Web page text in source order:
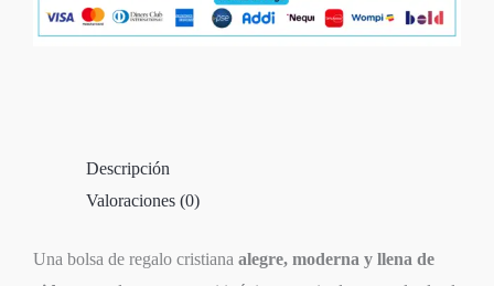
Descripción
Valoraciones (0)
Una bolsa de regalo cristiana alegre, moderna y llena de